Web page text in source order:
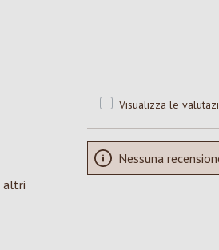
altri
Visualizza le
Nessuna